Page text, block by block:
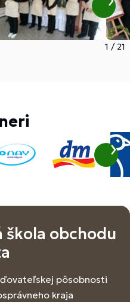
1 / 21
škola obchodu
pôsobnosti
kraja